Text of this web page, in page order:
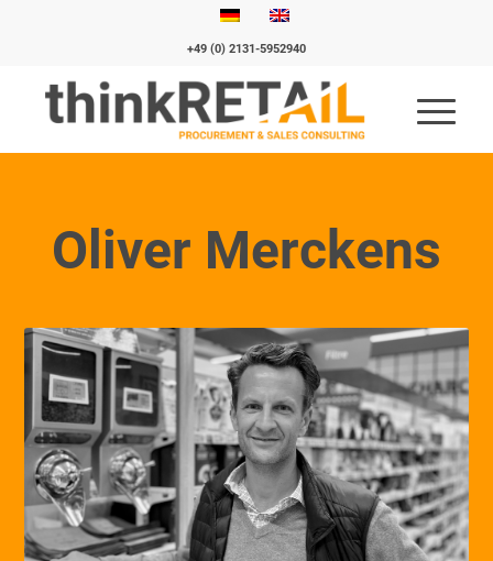
+49 (0) 2131-5952940
Oliver Merckens